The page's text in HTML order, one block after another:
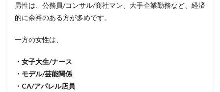
男性は、公務員/コンサル/商社マン、大手企業勤務など、経済
的に余裕のある方が多めです。
一方の女性は、
・女子大生/ナース
・モデル/芸能関係
・CA/アパレル店員